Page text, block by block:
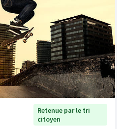
Retenue par le tri
citoyen